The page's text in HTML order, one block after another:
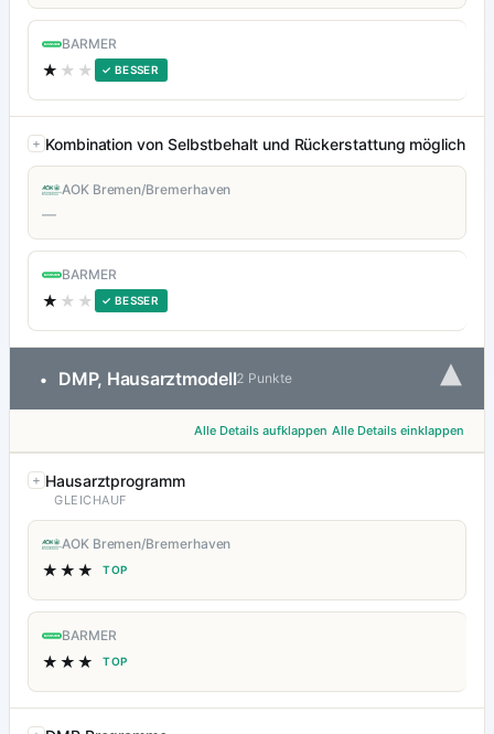
BARMER
★ ★★ ✓ BESSER
Kombination von Selbstbehalt und Rückerstattung möglich
AOK Bremen/Bremerhaven
—
BARMER
★ ★★ ✓ BESSER
• DMP, Hausarztmodell2 Punkte ▾
Alle Details aufklappen Alle Details einklappen
Hausarztprogramm
GLEICHAUF
AOK Bremen/Bremerhaven
★★★ TOP
BARMER
★★★ TOP